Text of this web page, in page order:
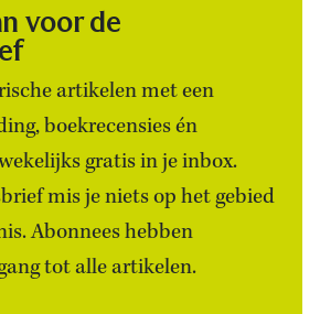
voor de
artikelen met een
boekrecensies én
gratis in je inbox.
mis je niets op het gebied
Abonnees hebben
tot alle artikelen.